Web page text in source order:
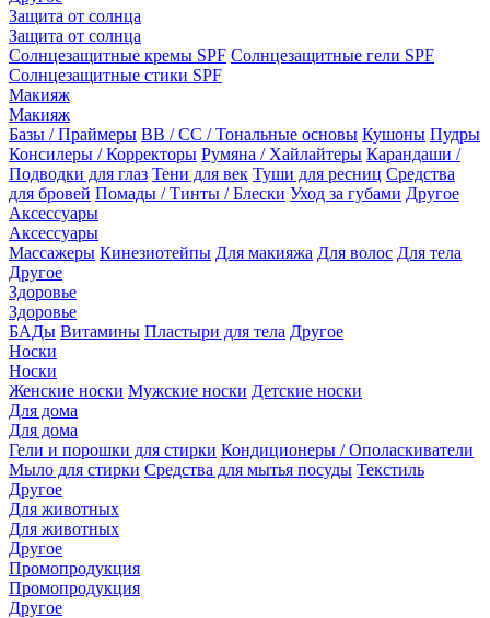
Защита от солнца
Защита от солнца
Солнцезащитные кремы SPF Солнцезащитные гели SPF
Солнцезащитные стики SPF
Макияж
Макияж
Базы / Праймеры BB / CC / Тональные основы Кушоны Пудры
Консилеры / Корректоры Румяна / Хайлайтеры Карандаши /
Подводки для глаз Тени для век Туши для ресниц Средства
для бровей Помады / Тинты / Блески Уход за губами Другое
Аксессуары
Аксессуары
Массажеры Кинезиотейпы Для макияжа Для волос Для тела
Другое
Здоровье
Здоровье
БАДы Витамины Пластыри для тела Другое
Носки
Носки
Женские носки Мужские носки Детские носки
Для дома
Для дома
Гели и порошки для стирки Кондиционеры / Ополаскиватели
Мыло для стирки Средства для мытья посуды Текстиль
Другое
Для животных
Для животных
Другое
Промопродукция
Промопродукция
Другое